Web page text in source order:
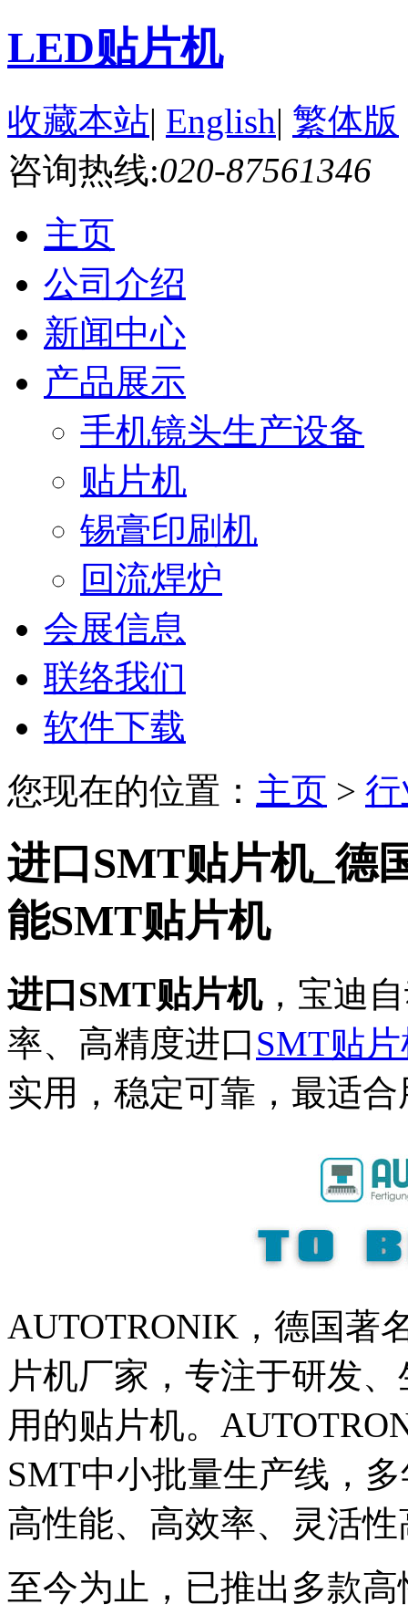
LED贴片机
收藏本站| English| 繁体版
咨询热线:020-87561346
主页
公司介绍
新闻中心
产品展示
手机镜头生产设备
贴片机
锡膏印刷机
回流焊炉
会展信息
联络我们
软件下载
您现在的位置： 主页 >
进口SMT贴片机_德
能SMT贴片机
进口SMT贴片机，宝迪
率、高精度进口SMT贴
实用，稳定可靠，最适
AUTOTRONIK，德国著
片机厂家，专注于研发
用的贴片机。
SMT中小批量生产线，
高性能、高效率、灵活
至今为止，已推出多款